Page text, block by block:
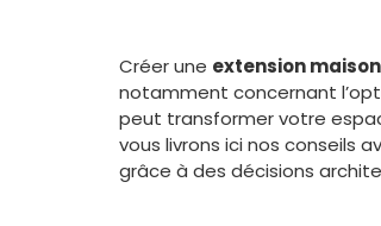
Créer une extension
notamment concernant
peut transformer votre
vous livrons ici nos conseils
grâce à des décisions